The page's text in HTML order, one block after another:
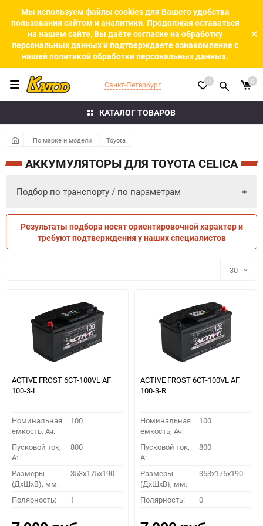
Мы используем файлы cookies для Вашего удобства
пользования сайтом и аналитики. Продолжая оставаться
на нашем сайте, Вы даёте согласие на обработку
персональных данных и подтверждаете ознакомление с
нашейполитикой обработки персональных данных.
КАТАЛОГ ТОВАРОВ
Санкт-Петербург 0 0
По марке и модели Toyota
АККУМУЛЯТОРЫ ДЛЯ TOYOTA CELICA
Подбор по транспорту / по параметрам
ПО ТРАНСПОРТУ ПО ПАРАМЕТРАМ
ПОДОБРАТЬ
Результаты подбора носят ориентировочной характер и
требуют подтверждения у наших специалистов
30
30
60
90
ACTIVE FROST 6СТ-100VL АF
100-3-L
Номинальная
емкость, Ач:
100
Пусковой ток,
A:
800
Размеры
(ДхШхВ), мм:
353x175x190
Полярность: 1
ACTIVE FROST 6СТ-100VL АF
100-3-R
Номинальная
емкость, Ач:
100
Пусковой ток,
A:
800
Размеры
(ДхШхВ), мм:
353x175x190
Полярность: 0